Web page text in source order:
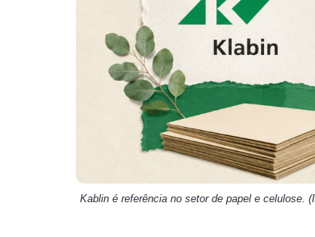
Kablin é referência no setor de papel e celulose.